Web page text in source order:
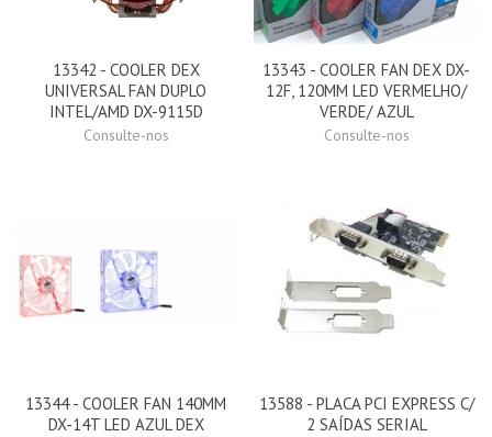
13342 - COOLER DEX
UNIVERSAL FAN DUPLO
INTEL/AMD DX-9115D
Consulte-nos
13343 - COOLER FAN DEX DX-
12F, 120MM LED VERMELHO/
VERDE/ AZUL
Consulte-nos
13344 - COOLER FAN 140MM
DX-14T LED AZUL DEX
13588 - PLACA PCI EXPRESS C/
2 SAÍDAS SERIAL